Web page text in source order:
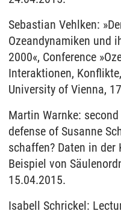
Sebastian Vehlken:
Ozeandynamiken und
2000«, Conference
Interaktionen,
University of Vienna,
Martin Warnke:
defense of Susanne
schaffen? Daten in
Beispiel von
15.04.2015.
Isabell Schrickel: